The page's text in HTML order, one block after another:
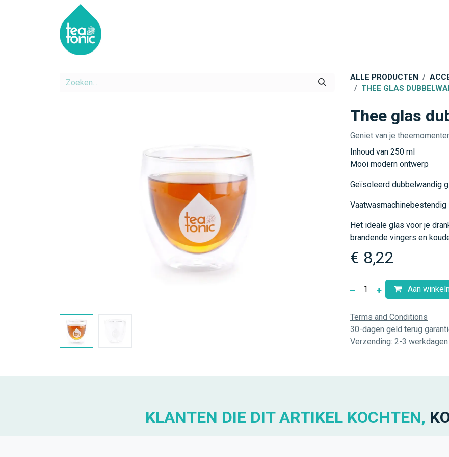
ALLE PRODUCTEN
THEE GLAS
Thee glas
Geniet van je
Inhoud van 250 ml
Mooi modern ontwerp
Geïsoleerd dubbelwandig
Vaatwasmachinebestendig
Het ideale glas voor je
brandende vingers en
€ 8,22
Aan
Terms and Conditions
30-dagen geld terug
Verzending: 2-3 werkdagen
KLANTEN DIE DIT ARTIKEL KOCHTEN,